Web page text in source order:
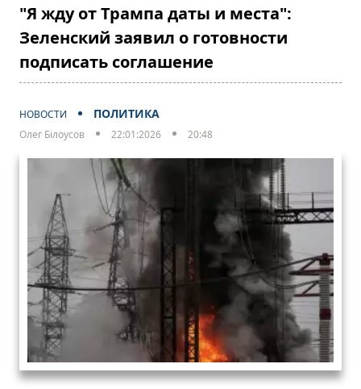
"Я жду от Трампа даты и места":
Зеленский заявил о готовности
подписать соглашение
НОВОСТИ ПОЛИТИКА
Олег Білоусов 22:01:2026 20:48